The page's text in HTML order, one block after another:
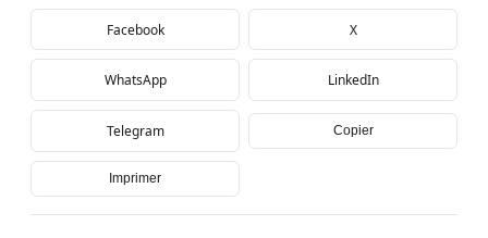
Facebook X
WhatsApp LinkedIn
Telegram Copier
Imprimer